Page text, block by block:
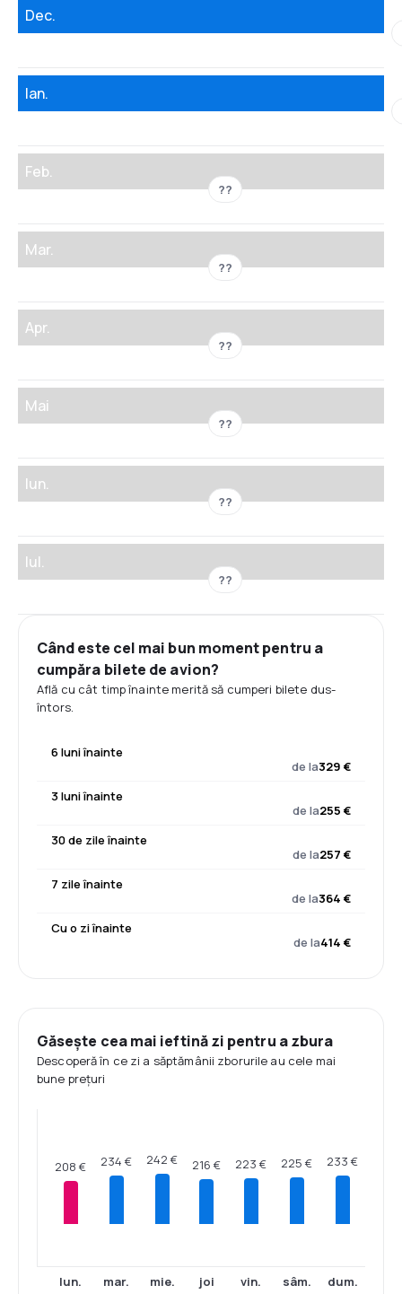
Dec.
Ian.
Feb.
??
Mar.
??
Apr.
??
Mai
??
Iun.
??
Iul.
??
Când este cel mai bun moment pentru a
cumpăra bilete de avion?
Află cu cât timp înainte merită să cumperi bilete dus-
întors.
6 luni înainte
de la329 €
3 luni înainte
de la255 €
30 de zile înainte
de la257 €
7 zile înainte
de la364 €
Cu o zi înainte
de la414 €
Găsește cea mai ieftină zi pentru a zbura
Descoperă în ce zi a săptămânii zborurile au cele mai
bune prețuri
208 €
lun.
234 €
mar.
242 €
mie.
216 €
joi
223 €
vin.
225 €
sâm.
233 €
dum.